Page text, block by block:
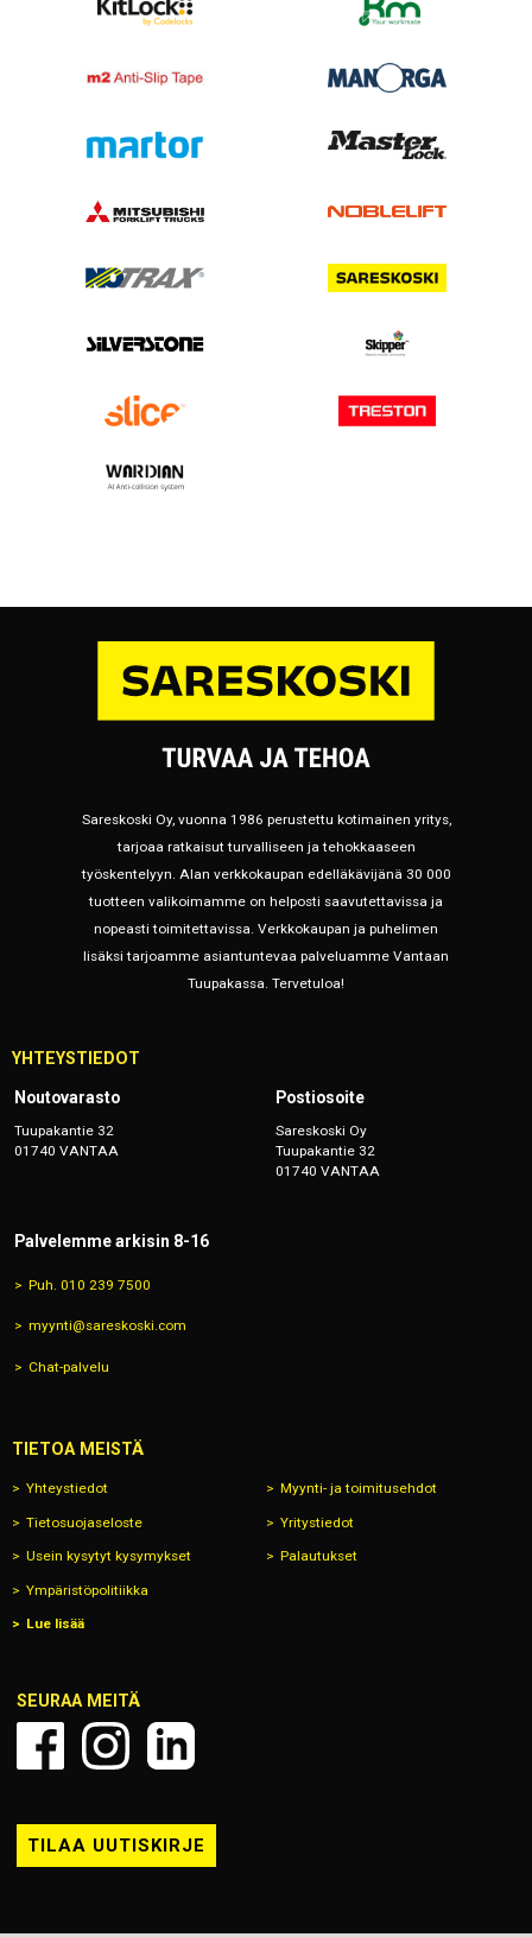
Sareskoski Oy, vuonna 1986 perustettu kotimainen yritys,
tarjoaa ratkaisut turvalliseen ja tehokkaaseen
työskentelyyn. Alan verkkokaupan edelläkävijänä 30 000
tuotteen valikoimamme on helposti saavutettavissa ja
nopeasti toimitettavissa. Verkkokaupan ja puhelimen
lisäksi tarjoamme asiantuntevaa palveluamme Vantaan
Tuupakassa. Tervetuloa!
YHTEYSTIEDOT
Noutovarasto
Tuupakantie 32
01740 VANTAA
Postiosoite
Sareskoski Oy
Tuupakantie 32
01740 VANTAA
Palvelemme arkisin 8-16
Puh. 010 239 7500
myynti@sareskoski.com
Chat-palvelu
TIETOA MEISTÄ
Yhteystiedot Myynti- ja toimitusehdot
Tietosuojaseloste Yritystiedot
Usein kysytyt kysymykset Palautukset
Ympäristöpolitiikka
Lue lisää
SEURAA MEITÄ
TILAA UUTISKIRJE